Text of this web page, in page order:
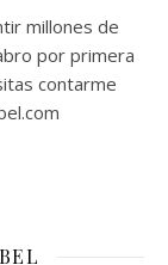
millones de
por primera
contarme